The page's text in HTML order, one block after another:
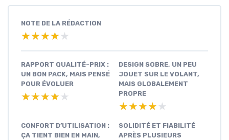
NOTE DE LA RÉDACTION
★★★★★
★★★★★
RAPPORT QUALITÉ-PRIX :
UN BON PACK, MAIS PENSÉ
POUR ÉVOLUER
★★★★★
★★★★★
DESIGN SOBRE, UN PEU
JOUET SUR LE VOLANT,
MAIS GLOBALEMENT
PROPRE
★★★★★
★★★★★
CONFORT D’UTILISATION :
ÇA TIENT BIEN EN MAIN,
SOLIDITÉ ET FIABILITÉ
APRÈS PLUSIEURS